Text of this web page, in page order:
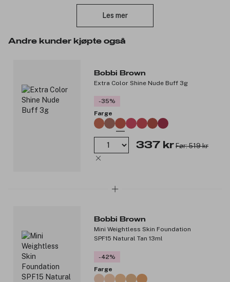
leppene og gir en lett plumpende effekt. Passer for alle som
Produktnummer:3321035
Les mer
Andre kunder kjøpte også
Bobbi Brown
Extra Color Shine Nude Buff 3g
-35%
Farge
337 kr Før: 519 kr
Bobbi Brown
Mini Weightless Skin Foundation
SPF15 Natural Tan 13ml
-42%
Farge